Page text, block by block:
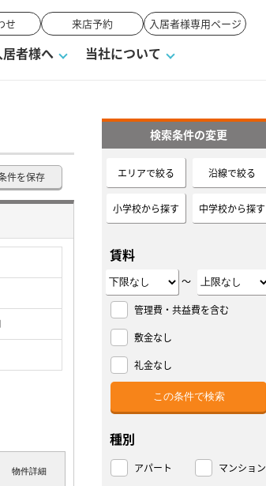
せ 来店予約 入居者様専用ページ
気に入り一覧 物件閲覧履歴
貸用語集
ースマンションVS戸建て 賃貸vs持ち家
ついて
の流れ 高く売るポイント
居者様へ 当社について
お問い合わせ 来店予約
件を保存
物件詳細
検索条件の変更
エリアで絞る 沿線で絞る
小学校から探す 中学校から探す
賃料
～
管理費・共益費を含む
敷金なし
礼金なし
種別
アパート マンション